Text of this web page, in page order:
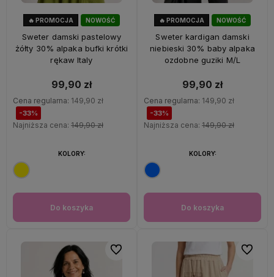
NOWOŚĆ
🔥 PROMOCJA
Sweter damski pastelowy
żółty 30% alpaka bufki krótki
rękaw Italy
99,90 zł
Cena regularna: 149,90 zł
-33%
Najniższa cena: 149,90 zł
Do koszyka
KOLORY:
NOWOŚĆ
🔥 PROMOCJA
Sweter kardigan damski
niebieski 30% baby alpaka
ozdobne guziki M/L
99,90 zł
Cena regularna: 149,90 zł
-33%
Najniższa cena: 149,90 zł
Do koszyka
KOLORY:
Do ulubionych Do